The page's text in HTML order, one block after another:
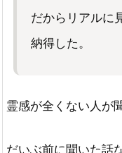
だからリアルに
納得した。
霊感が全くない人が
だいぶ前に聞いた話